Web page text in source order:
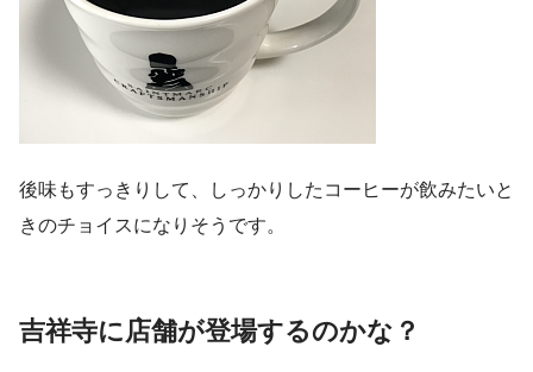
後味もすっきりして、しっかりしたコーヒーが飲みたいと
きのチョイスになりそうです。
吉祥寺に店舗が登場するのかな？